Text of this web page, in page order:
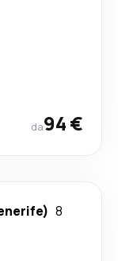
da94 €
8